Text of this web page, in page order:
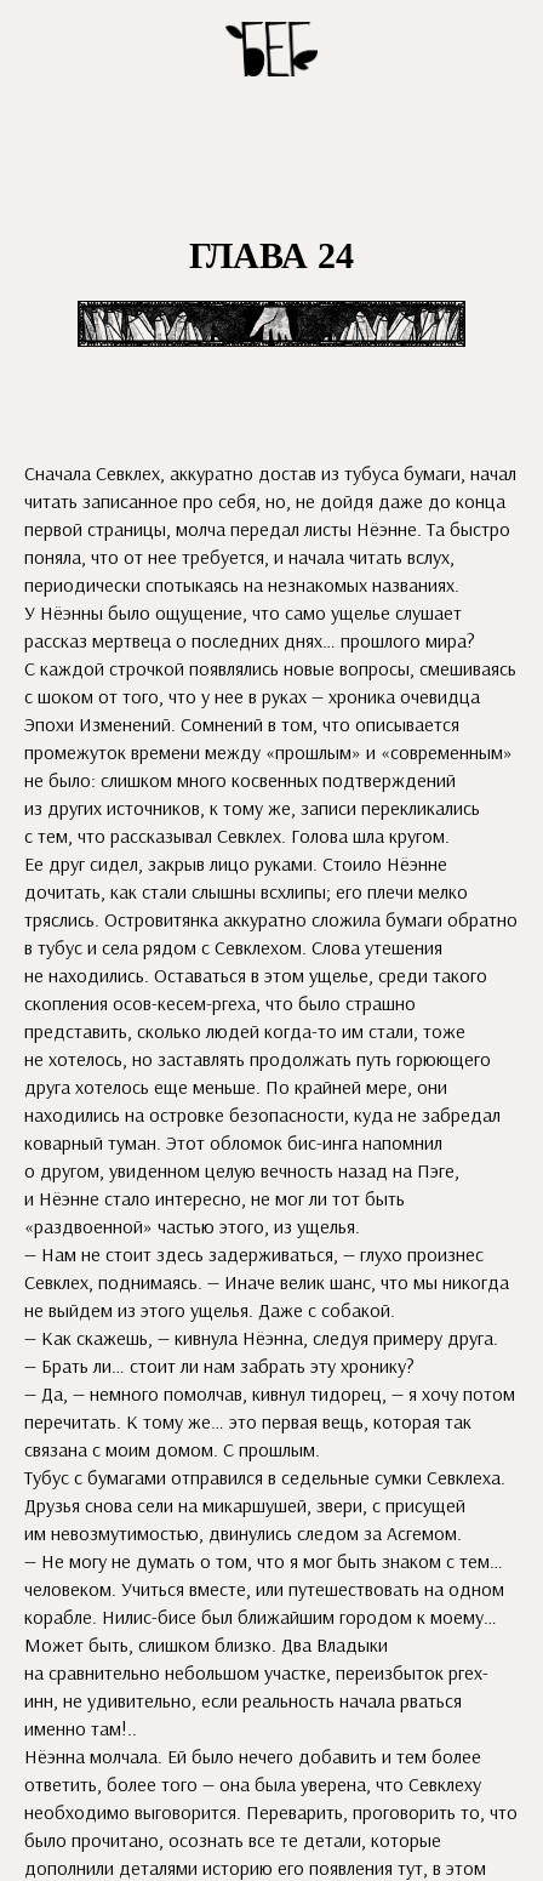
ГЛАВА 24
Сначала Севклех, аккуратно достав из тубуса бумаги, начал
читать записанное про себя, но, не дойдя даже до конца
первой страницы, молча передал листы Нёэнне. Та быстро
поняла, что от нее требуется, и начала читать вслух,
периодически спотыкаясь на незнакомых названиях.
У Нёэнны было ощущение, что само ущелье слушает
рассказ мертвеца о последних днях… прошлого мира?
С каждой строчкой появлялись новые вопросы, смешиваясь
с шоком от того, что у нее в руках — хроника очевидца
Эпохи Изменений. Сомнений в том, что описывается
промежуток времени между «прошлым» и «современным»
не было: слишком много косвенных подтверждений
из других источников, к тому же, записи перекликались
с тем, что рассказывал Севклех. Голова шла кругом.
Ее друг сидел, закрыв лицо руками. Стоило Нёэнне
дочитать, как стали слышны всхлипы; его плечи мелко
тряслись. Островитянка аккуратно сложила бумаги обратно
в тубус и села рядом с Севклехом. Слова утешения
не находились. Оставаться в этом ущелье, среди такого
скопления осов-кесем-ргеха, что было страшно
представить, сколько людей когда-то им стали, тоже
не хотелось, но заставлять продолжать путь горюющего
друга хотелось еще меньше. По крайней мере, они
находились на островке безопасности, куда не забредал
коварный туман. Этот обломок бис-инга напомнил
о другом, увиденном целую вечность назад на Пэге,
и Нёэнне стало интересно, не мог ли тот быть
«раздвоенной» частью этого, из ущелья.
— Нам не стоит здесь задерживаться, — глухо произнес
Севклех, поднимаясь. — Иначе велик шанс, что мы никогда
не выйдем из этого ущелья. Даже с собакой.
— Как скажешь, — кивнула Нёэнна, следуя примеру друга.
— Брать ли… стоит ли нам забрать эту хронику?
— Да, — немного помолчав, кивнул тидорец, — я хочу потом
перечитать. К тому же… это первая вещь, которая так
связана с моим домом. С прошлым.
Тубус с бумагами отправился в седельные сумки Севклеха.
Друзья снова сели на микаршушей, звери, с присущей
им невозмутимостью, двинулись следом за Асгемом.
— Не могу не думать о том, что я мог быть знаком с тем…
человеком. Учиться вместе, или путешествовать на одном
корабле. Нилис-бисе был ближайшим городом к моему…
Может быть, слишком близко. Два Владыки
на сравнительно небольшом участке, переизбыток ргех-
инн, не удивительно, если реальность начала рваться
именно там!..
Нёэнна молчала. Ей было нечего добавить и тем более
ответить, более того — она была уверена, что Севклеху
необходимо выговорится. Переварить, проговорить то, что
было прочитано, осознать все те детали, которые
дополнили деталями историю его появления тут, в этом